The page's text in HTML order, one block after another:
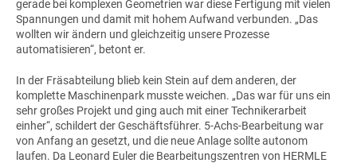
gerade bei komplexen Geometrien war diese Fertigung mit vielen
Spannungen und damit mit hohem Aufwand verbunden. „Das
wollten wir ändern und gleichzeitig unsere Prozesse
automatisieren“, betont er.
In der Fräsabteilung blieb kein Stein auf dem anderen, der
komplette Maschinenpark musste weichen. „Das war für uns ein
sehr großes Projekt und ging auch mit einer Technikerarbeit
einher“, schildert der Geschäftsführer. 5-Achs-Bearbeitung war
von Anfang an gesetzt, und die neue Anlage sollte autonom
laufen. Da Leonard Euler die Bearbeitungszentren von HERMLE